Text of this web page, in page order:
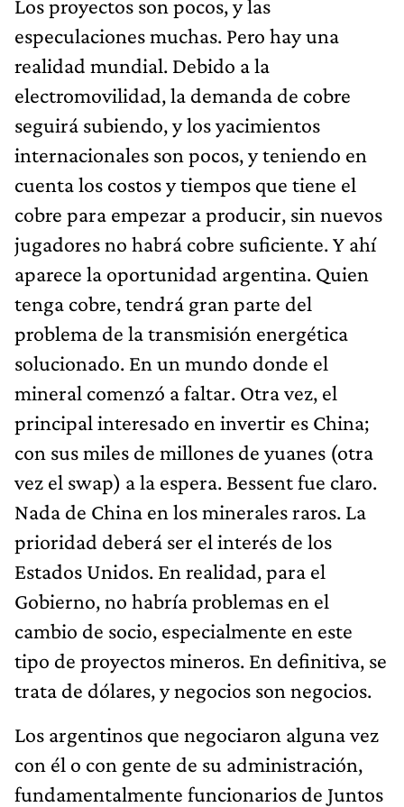
Los proyectos son pocos, y las
especulaciones muchas. Pero hay una
realidad mundial. Debido a la
electromovilidad, la demanda de cobre
seguirá subiendo, y los yacimientos
internacionales son pocos, y teniendo en
cuenta los costos y tiempos que tiene el
cobre para empezar a producir, sin nuevos
jugadores no habrá cobre suficiente. Y ahí
aparece la oportunidad argentina. Quien
tenga cobre, tendrá gran parte del
problema de la transmisión energética
solucionado. En un mundo donde el
mineral comenzó a faltar. Otra vez, el
principal interesado en invertir es China;
con sus miles de millones de yuanes (otra
vez el swap) a la espera. Bessent fue claro.
Nada de China en los minerales raros. La
prioridad deberá ser el interés de los
Estados Unidos. En realidad, para el
Gobierno, no habría problemas en el
cambio de socio, especialmente en este
tipo de proyectos mineros. En definitiva, se
trata de dólares, y negocios son negocios.
Los argentinos que negociaron alguna vez
con él o con gente de su administración,
fundamentalmente funcionarios de Juntos